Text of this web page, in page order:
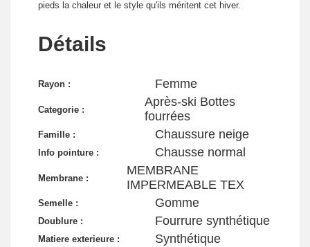
pieds la chaleur et le style qu'ils méritent cet hiver.
Détails
Rayon : Femme
Categorie :
Après-ski Bottes
fourrées
Famille : Chaussure neige
Info pointure : Chausse normal
Membrane :
MEMBRANE
IMPERMEABLE TEX
Semelle : Gomme
Doublure : Fourrure synthétique
Matiere exterieure : Synthétique